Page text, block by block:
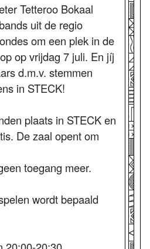
Tetteroo Bokaal
uit de regio
om een plek in de
op vrijdag 7 juli. En jíj
d.m.v. stemmen
in STECK!
plaats in STECK en
De zaal opent om
toegang meer.
wordt bepaald